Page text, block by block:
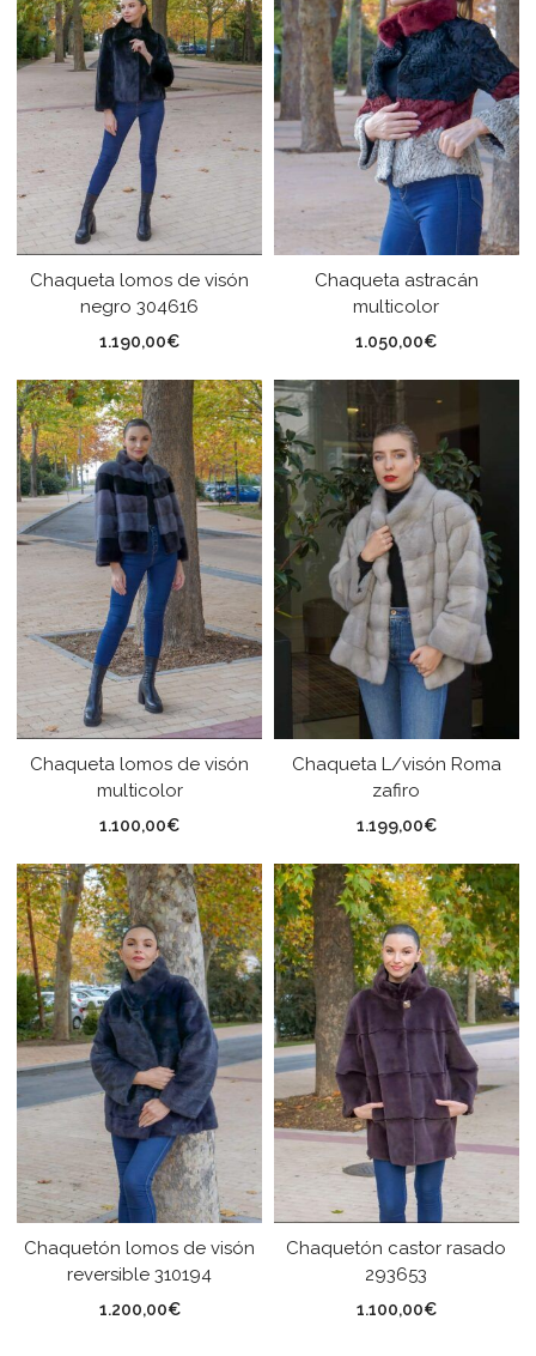
Chaqueta lomos de visón
negro 304616
1.190,00€
Chaqueta astracán
multicolor
1.050,00€
Chaqueta lomos de visón
multicolor
1.100,00€
Chaqueta L/visón Roma
zafiro
1.199,00€
Chaquetón lomos de visón
reversible 310194
1.200,00€
Chaquetón castor rasado
293653
1.100,00€